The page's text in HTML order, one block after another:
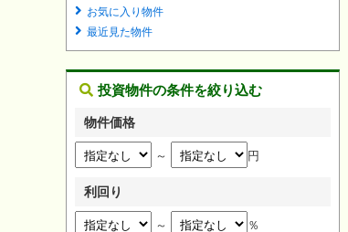
お気に入り物件
最近見た物件
投資物件の条件を絞り込む
物件価格
～ 円
利回り
～ ％